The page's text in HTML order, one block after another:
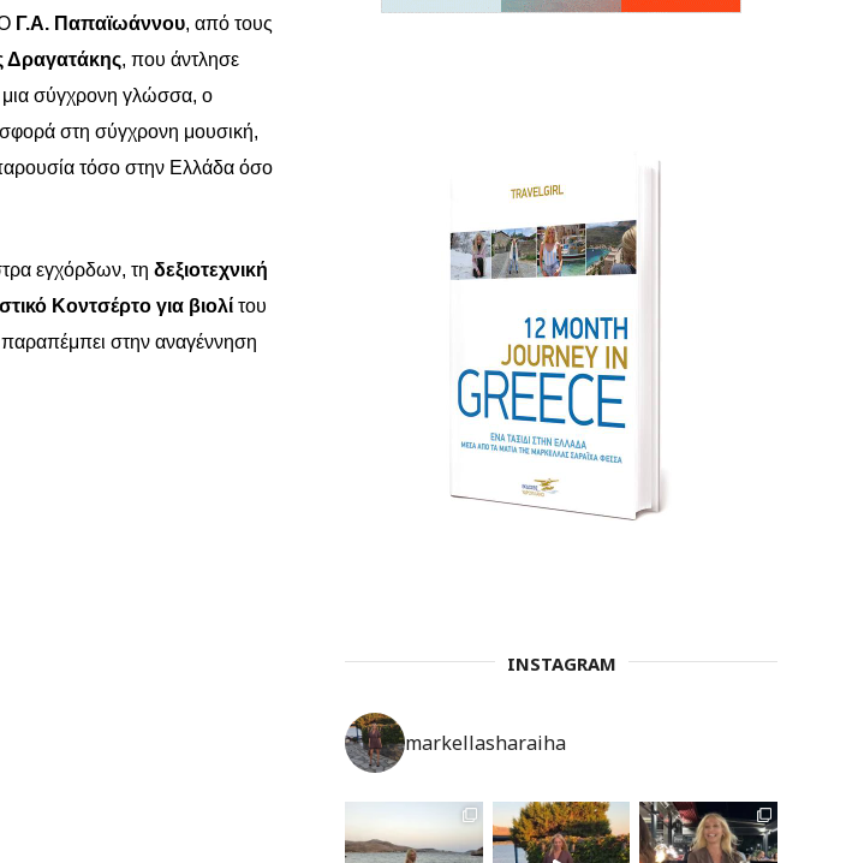
Γ.Α. Παπαϊωάννου, από τους
Δραγατάκης, που άντλησε
μια σύγχρονη γλώσσα, ο
στη σύγχρονη μουσική,
τόσο στην Ελλάδα όσο
εγχόρδων, τη δεξιοτεχνική
Κοντσέρτο για βιολί του
στην αναγέννηση
INSTAGRAM
markellasharaiha